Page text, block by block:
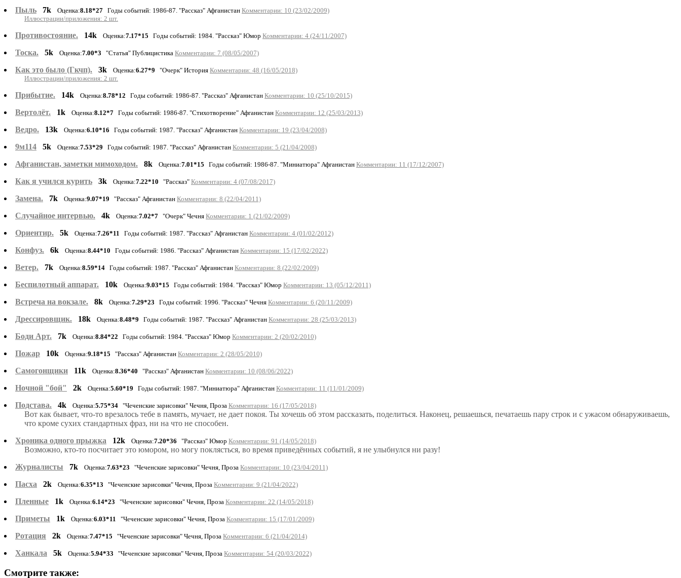
Пыль 7k Оценка:8.18*27 Годы событий: 1986-87. "Рассказ" Афганистан Комментарии: 10 (23/02/2009)
Иллюстрации/приложения: 2 шт.
Противостояние. 14k Оценка:7.17*15 Годы событий: 1984. "Рассказ" Юмор Комментарии: 4 (24/11/2007)
Тоска. 5k Оценка:7.00*3 "Статья" Публицистика Комментарии: 7 (08/05/2007)
Как это было (Гкчп). 3k Оценка:6.27*9 "Очерк" История Комментарии: 48 (16/05/2018)
Иллюстрации/приложения: 2 шт.
Прибытие. 14k Оценка:8.78*12 Годы событий: 1986-87. "Рассказ" Афганистан Комментарии: 10 (25/10/2015)
Вертолёт. 1k Оценка:8.12*7 Годы событий: 1986-87. "Стихотворение" Афганистан Комментарии: 12 (25/03/2013)
Ведро. 13k Оценка:6.10*16 Годы событий: 1987. "Рассказ" Афганистан Комментарии: 19 (23/04/2008)
9м114 5k Оценка:7.53*29 Годы событий: 1987. "Рассказ" Афганистан Комментарии: 5 (21/04/2008)
Афганистан, заметки мимоходом. 8k Оценка:7.01*15 Годы событий: 1986-87. "Миниатюра" Афганистан Комментарии: 11 (17/12/2007)
Как я учился курить 3k Оценка:7.22*10 "Рассказ" Комментарии: 4 (07/08/2017)
Замена. 7k Оценка:9.07*19 "Рассказ" Афганистан Комментарии: 8 (22/04/2011)
Случайное интервью. 4k Оценка:7.02*7 "Очерк" Чечня Комментарии: 1 (21/02/2009)
Ориентир. 5k Оценка:7.26*11 Годы событий: 1987. "Рассказ" Афганистан Комментарии: 4 (01/02/2012)
Конфуз. 6k Оценка:8.44*10 Годы событий: 1986. "Рассказ" Афганистан Комментарии: 15 (17/02/2022)
Ветер. 7k Оценка:8.59*14 Годы событий: 1987. "Рассказ" Афганистан Комментарии: 8 (22/02/2009)
Беспилотный аппарат. 10k Оценка:9.03*15 Годы событий: 1984. "Рассказ" Юмор Комментарии: 13 (05/12/2011)
Встреча на вокзале. 8k Оценка:7.29*23 Годы событий: 1996. "Рассказ" Чечня Комментарии: 6 (20/11/2009)
Дрессировщик. 18k Оценка:8.48*9 Годы событий: 1987. "Рассказ" Афганистан Комментарии: 28 (25/03/2013)
Боди Арт. 7k Оценка:8.84*22 Годы событий: 1984. "Рассказ" Юмор Комментарии: 2 (20/02/2010)
Пожар 10k Оценка:9.18*15 "Рассказ" Афганистан Комментарии: 2 (28/05/2010)
Самогонщики 11k Оценка:8.36*40 "Рассказ" Афганистан Комментарии: 10 (08/06/2022)
Ночной "бой" 2k Оценка:5.60*19 Годы событий: 1987. "Миниатюра" Афганистан Комментарии: 11 (11/01/2009)
Подстава. 4k Оценка:5.75*34 "Чеченские зарисовки" Чечня, Проза Комментарии: 16 (17/05/2018)
Вот как бывает, что-то врезалось тебе в память, мучает, не дает покоя. Ты хочешь об этом рассказать, поделиться. Наконец, решаешься, печатаешь пару строк и с ужасом обнаруживаешь,
что кроме сухих стандартных фраз, ни на что не способен.
Хроника одного прыжка
12k Оценка:7.20*36 "Рассказ" Юмор Комментарии: 91 (14/05/2018)
Возможно, кто-то посчитает это юмором, но могу поклясться, во время приведённых событий, я не улыбнулся ни разу!
Журналисты
7k Оценка:7.63*23 "Чеченские зарисовки" Чечня, Проза Комментарии: 10 (23/04/2011)
Пасха 2k Оценка:6.35*13 "Чеченские зарисовки" Чечня, Проза Комментарии: 9 (21/04/2022)
Пленные 1k Оценка:6.14*23 "Чеченские зарисовки" Чечня, Проза Комментарии: 22 (14/05/2018)
Приметы 1k Оценка:6.03*11 "Чеченские зарисовки" Чечня, Проза Комментарии: 15 (17/01/2009)
Ротация 2k Оценка:7.47*15 "Чеченские зарисовки" Чечня, Проза Комментарии: 6 (21/04/2014)
Ханкала 5k Оценка:5.94*33 "Чеченские зарисовки" Чечня, Проза Комментарии: 54 (20/03/2022)
Смотрите также: